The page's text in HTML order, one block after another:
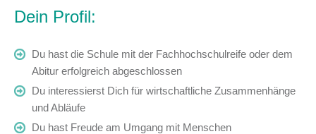
Dein Profil:
Du hast die Schule mit der Fachhochschulreife oder dem
Abitur erfolgreich abgeschlossen
Du interessierst Dich für wirtschaftliche Zusammenhänge
und Abläufe
Du hast Freude am Umgang mit Menschen